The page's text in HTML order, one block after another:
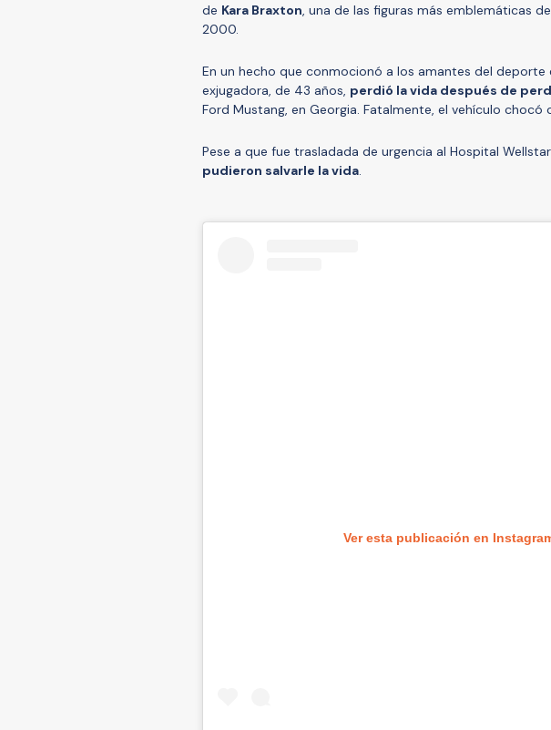
de Kara Braxton, una de las figuras más emblemáticas
2000.
En un hecho que conmocionó a los amantes del deporte
exjugadora, de 43 años, perdió la vida después de
Ford Mustang, en Georgia. Fatalmente, el vehículo
Pese a que fue trasladada de urgencia al Hospital
pudieron salvarle la vida.
Ver esta publicación en